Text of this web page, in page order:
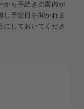
から手続きの案内が
し予定日を聞かれま
にしておいてくださ